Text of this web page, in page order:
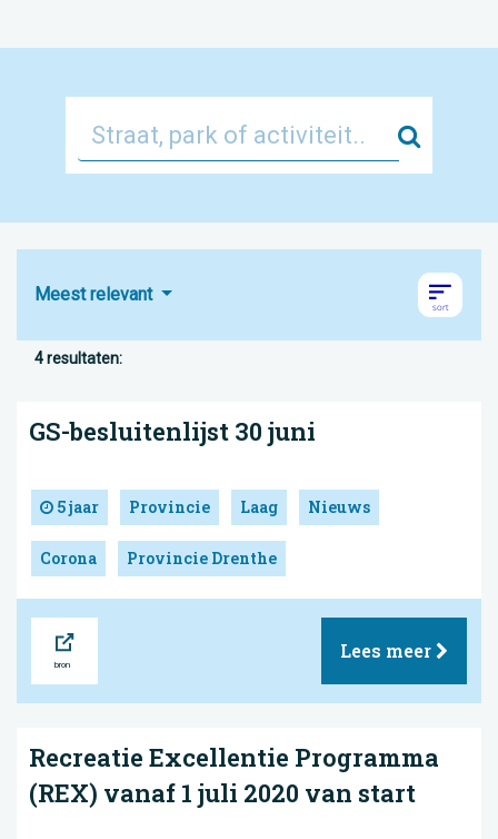
Zoek
Meest relevant
4 resultaten:
GS-besluitenlijst 30 juni
5 jaar Provincie Laag Nieuws
Corona Provincie Drenthe
Lees meer
Recreatie Excellentie Programma
(REX) vanaf 1 juli 2020 van start